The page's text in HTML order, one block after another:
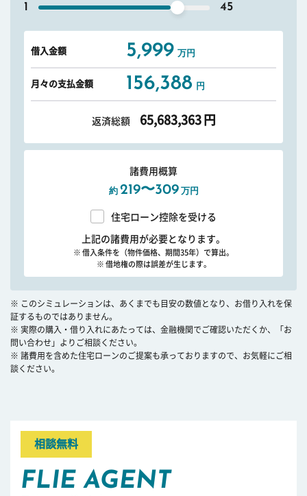
1 45
借入金額 5,999 万円
月々の支払金額 156,388 円
返済総額 65,683,363 円
諸費用概算
約 219〜309 万円
住宅ローン控除を受ける
上記の諸費用が必要となります。
※ 借入条件を（物件価格、期間35年）で算出。
※ 借地権の際は誤差が生じます。
※ このシミュレーションは、あくまでも目安の数値となり、お借り入れを保
証するものではありません。
※ 実際の購入・借り入れにあたっては、金融機関でご確認いただくか、「お
問い合わせ」よりご相談ください。
※ 諸費用を含めた住宅ローンのご提案も承っておりますので、お気軽にご相
談ください。
相談無料
FLIE AGENT